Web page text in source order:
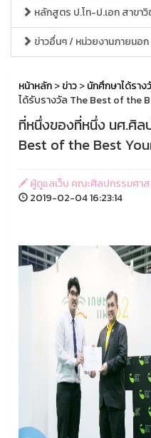
หลักสูตร ป.โท-ป.เอก สาขา
ข่าวอื่นๆ / หน่วยงานภายนอก
หน้าหลัก>ข่าว>นักศึกษาได้ราง
ได้รับรางวัล The Best of the
ที่หนึ่งของที่หนึ่ง นศ.ศิล
Best of the Best
ผู้ดูแลเว็บ คณะศิลปกรรมศา
2019-02-04 16:23:14